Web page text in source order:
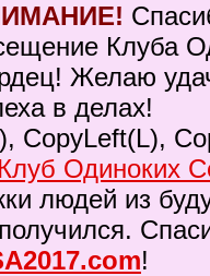
Клуба
Желаю
в делах!
CopyLeft(L),
Клуб Одиноких
людей из
!